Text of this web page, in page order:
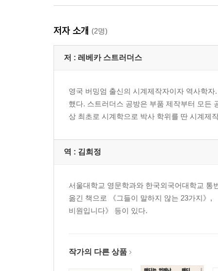
저자 소개 (2명)
저 : 레베카 스트러더스
영국 버밍엄 출신의 시계제작자이자 역사학
했다. 스트러더스 공방은 부품 제작부터 모든
상 최초로 시계학으로 박사 학위를 딴 시계제
역 : 김희정
서울대학교 영문학과와 한국외국어대학교
옮긴 책으로 《그들이 말하지 않는 23가지》,
비원입니다》 등이 있다.
작가의 다른 상품